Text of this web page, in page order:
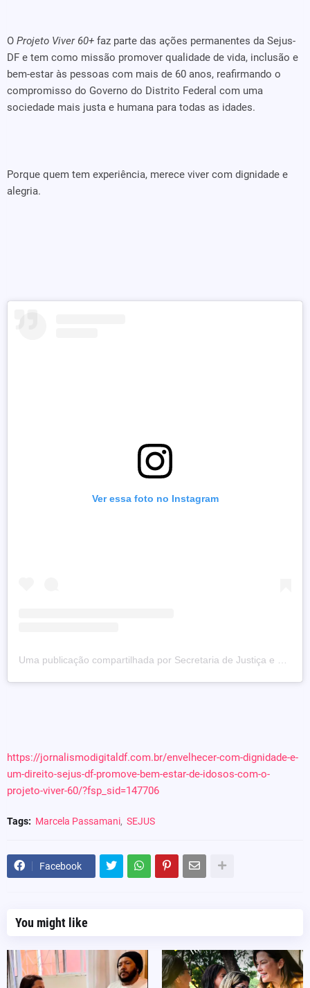
O Projeto Viver 60+ faz parte das ações permanentes da Sejus-
DF e tem como missão promover qualidade de vida, inclusão e
bem-estar às pessoas com mais de 60 anos, reafirmando o
compromisso do Governo do Distrito Federal com uma
sociedade mais justa e humana para todas as idades.
Porque quem tem experiência, merece viver com dignidade e
alegria.
Ver essa foto no Instagram
https://jornalismodigitaldf.com.br/envelhecer-com-dignidade-e-
um-direito-sejus-df-promove-bem-estar-de-idosos-com-o-
projeto-viver-60/?fsp_sid=147706
Tags: Marcela Passamani SEJUS
Facebook
You might like